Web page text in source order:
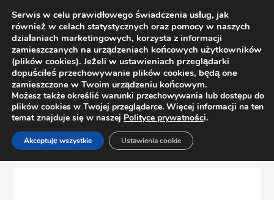
Strona główna Sklep
Kółka
Kółko, rolka meblowa przezroczysta fi50mm z hamulecem
Serwis w celu prawidłowego świadczenia usług, jak
również w celach statystycznych oraz pomocy w naszych
działaniach marketingowych, korzysta z informacji
zamieszczanych na urządzeniach końcowych użytkowników
(plików cookies). Jeżeli w ustawieniach przeglądarki
dopuściłeś przechowywanie plików cookies, będą one
zamieszczone w Twoim urządzeniu końcowym.
Możesz także określić warunki przechowywania lub dostępu do
plików cookies w Twojej przeglądarce. Więcej informacji na ten
temat znajduje się w naszej Polityce prywatności.
Akceptuję wszystkie Ustawienia cookie